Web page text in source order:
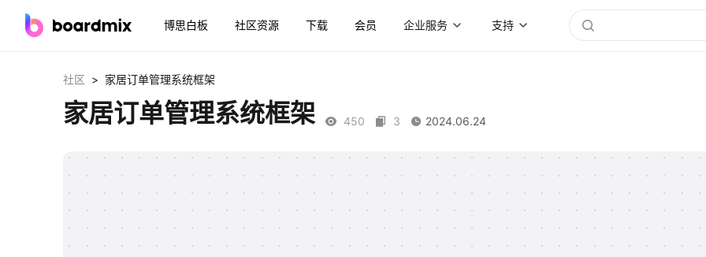
博思白板 社区资源 下载 会员 企业服务 支持
社区 > 家居订单管理系统框架
家居订单管理系统框架 450 3 2024.06.24